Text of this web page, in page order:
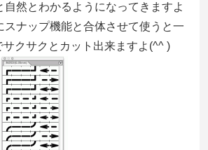
自然とわかるようになってきますよ
ナップ機能と合体させて使うと一
クサクとカット出来ますよ(^^ )